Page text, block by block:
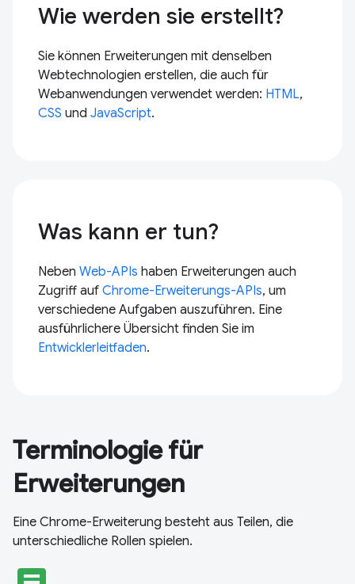
Wie werden sie erstellt?
Sie können Erweiterungen mit denselben
Webtechnologien erstellen, die auch für
Webanwendungen verwendet werden: HTML,
CSS und JavaScript.
Was kann er tun?
Neben Web-APIs haben Erweiterungen auch
Zugriff auf Chrome-Erweiterungs-APIs, um
verschiedene Aufgaben auszuführen. Eine
ausführlichere Übersicht finden Sie im
Entwicklerleitfaden.
Terminologie für
Erweiterungen
Eine Chrome-Erweiterung besteht aus Teilen, die
unterschiedliche Rollen spielen.